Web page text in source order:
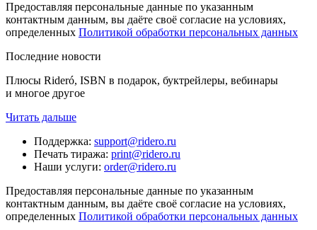
Предоставляя персональные данные по указанным
контактным данным, вы даёте своё согласие на условиях,
определенных Политикой обработки персональных данных
Последние новости
Плюсы Rideró, ISBN в подарок, буктрейлеры, вебинары
и многое другое
Читать дальше
Поддержка: support@ridero.ru
Печать тиража: print@ridero.ru
Наши услуги: order@ridero.ru
Предоставляя персональные данные по указанным
контактным данным, вы даёте своё согласие на условиях,
определенных Политикой обработки персональных данных